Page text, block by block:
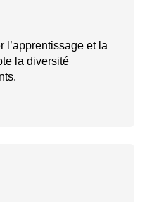
l’apprentissage et la
la diversité